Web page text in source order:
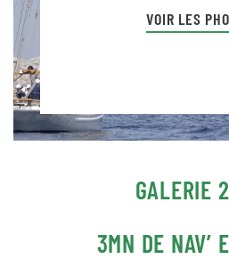
VOIR LES
GALERIE
3MN DE NAV’